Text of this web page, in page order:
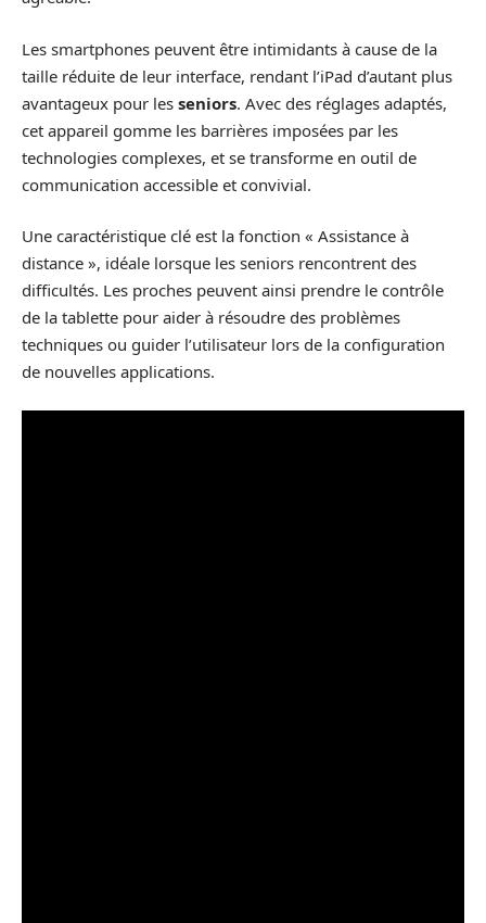
Les smartphones peuvent être intimidants à cause de la
taille réduite de leur interface, rendant l’iPad d’autant plus
avantageux pour les seniors. Avec des réglages adaptés,
cet appareil gomme les barrières imposées par les
technologies complexes, et se transforme en outil de
communication accessible et convivial.
Une caractéristique clé est la fonction « Assistance à
distance », idéale lorsque les seniors rencontrent des
difficultés. Les proches peuvent ainsi prendre le contrôle
de la tablette pour aider à résoudre des problèmes
techniques ou guider l’utilisateur lors de la configuration
de nouvelles applications.